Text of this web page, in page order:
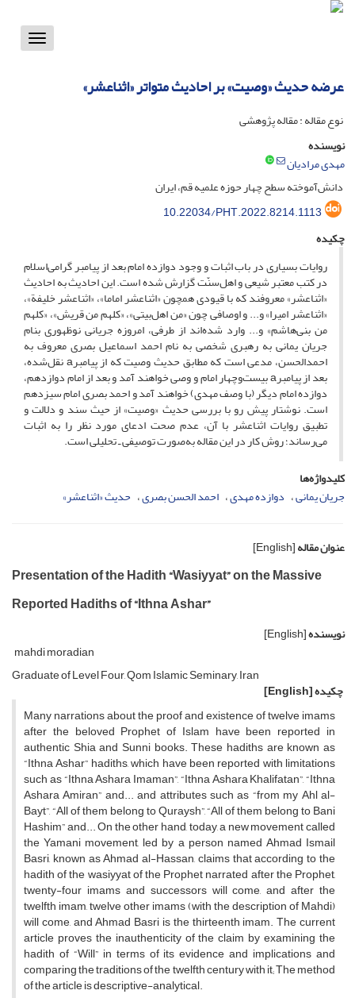
Toggle
عرضه حدیث «وصیت» بر احادیث متواتر «اثناعشر»
نوع مقاله : مقاله پژوهشی
نویسنده
مهدی مرادیان
دانش‌آموخته سطح چهار حوزه علمیه قم، ایران
10.22034/PHT.2022.8214.1113
چکیده
روایات بسیاری در باب اثبات و وجود دوازده امام بعد از پیامبر گرا‌‌می‌اسلام
در کتب معتبر شیعی و اهل‌سنّت گزارش شده است. این احادیث به احادیث
«اثناعشر» معروفند که با قیودی همچون «اثناعشر اماما»، «اثناعشر خلیفة»،
«اثناعشر امیرا» و... و اوصافی چون «من اهل‌بیتی»، «کلهم من قریش»، «کلهم
من بنی‌هاشم» و... وارد شده‌اند از طرفی، امروزه جریانی نوظهوری بنام
جریان یمانی به رهبری شخصی به نام احمد اسماعیل بصری معروف به
احمدالحسن، مدعی است که مطابق حدیث وصیت که از پیامبرa نقل‌شده،
بعد از پیامبرa بیست‌وچهار امام و وصی خواهند آمد و بعد از امام دوازدهم،
دوازده امام دیگر (با وصف مهدی) خواهند آمد و احمد بصری امام سیزدهم
است. نوشتار پیش رو با بررسی حدیث «وصیت» از حیث سند و دلالت و
تطبیق روایات اثناعشر با آن، عدم صحت ادعای مورد نظر را به اثبات
می‌رساند؛ روش کار در این مقاله به‌صورت توصیفی ـ تحلیلی است.
کلیدواژه‌ها
جریان یمانی دوازده مهدی احمد الحسن بصری حدیث «اثناعشر»
عنوان مقاله[English]
Presentation of the Hadith “Wasiyyat” on the Massive
Reported Hadiths of “Ithna Ashar”
نویسنده[English]
mahdi moradian
Graduate of Level Four, Qom Islamic Seminary, Iran
چکیده[English]
Many narrations about the proof and existence of twelve imams
after the beloved Prophet of Islam have been reported in
authentic Shia and Sunni books. These hadiths are known as
“Ithna Ashar” hadiths, which have been reported with limitations
such as “Ithna Ashara Imaman”, “Ithna Ashara Khalifatan”, “Ithna
Ashara Amiran” and... and attributes such as “from my Ahl al-
Bayt”, “All of them belong to Quraysh”, “All of them belong to Bani
Hashim” and... On the other hand, today, a new movement called
the Yamani movement, led by a person named Ahmad Ismail
Basri, known as Ahmad al-Hassan, claims that according to the
hadith of the wasiyyat of the Prophet narrated after the Prophet,
twenty-four imams and successors will come, and after the
twelfth imam, twelve other imams (with the description of Mahdi)
will come, and Ahmad Basri is the thirteenth imam. The current
article proves the inauthenticity of the claim by examining the
hadith of “Will” in terms of its evidence and implications and
comparing the traditions of the twelfth century with it; The method
of the article is descriptive-analytical.